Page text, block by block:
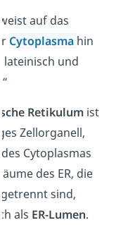
weist auf das
Cytoplasma hin
lateinisch und
Retikulum ist
Zellorganell,
Cytoplasmas
des ER, die
sind,
als ER-Lumen.